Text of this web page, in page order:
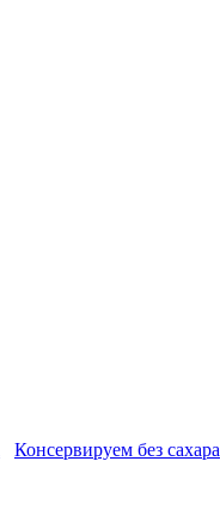
Консервируем без сахара